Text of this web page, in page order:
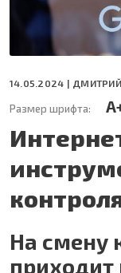
14.05.2024 |
Размер шрифта:
На смену
приходит